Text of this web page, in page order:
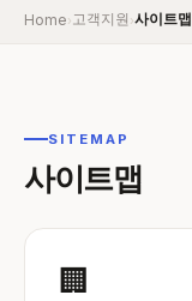
Home›고객지원 ›사이트맵
SITEMAP
사이트맵
🏢